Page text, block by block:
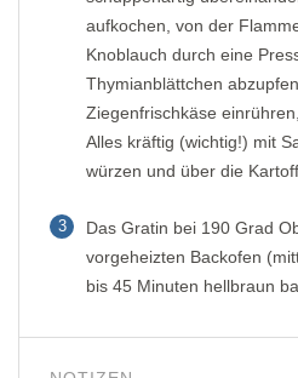
aufkochen, von der
Knoblauch durch eine
Thymianblättchen
Ziegenfrischkäse
Alles kräftig (wichtig!) mit
würzen und über die
3
Das Gratin bei 190 Grad
vorgeheizten Backofen
bis 45 Minuten hellbraun